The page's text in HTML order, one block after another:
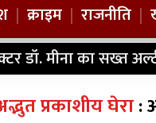
| क्राइम | राजनीति |
डॉ. मीना का सख्त
प्रकाशीय घेरा: